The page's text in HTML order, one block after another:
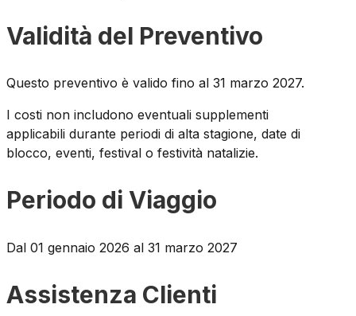
Validità del Preventivo
Questo preventivo è valido fino al 31 marzo 2027.
I costi non includono eventuali supplementi
applicabili durante periodi di alta stagione, date di
blocco, eventi, festival o festività natalizie.
Periodo di Viaggio
Dal 01 gennaio 2026 al 31 marzo 2027
Assistenza Clienti